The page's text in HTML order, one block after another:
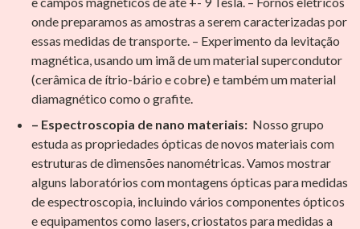
onde preparamos as amostras a serem caracterizadas por
essas medidas de transporte. – Experimento da levitação
magnética, usando um imã de um material supercondutor
(cerâmica de ítrio-bário e cobre) e também um material
diamagnético como o grafite.
– Espectroscopia de nano materiais: Nosso grupo
estuda as propriedades ópticas de novos materiais com
estruturas de dimensões nanométricas. Vamos mostrar
alguns laboratórios com montagens ópticas para medidas
de espectroscopia, incluindo vários componentes ópticos
e equipamentos como lasers, criostatos para medidas a